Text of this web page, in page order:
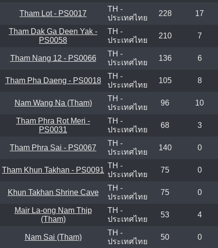
Tham Lot - PS0017
TH -
ประเทศไทย
228 17
Tham Dak Ga Deen Yak -
PS0058
TH -
ประเทศไทย
210 7
Tham Nang 12 - PS0066
TH -
ประเทศไทย
136 6
Tham Pha Daeng - PS0018
TH -
ประเทศไทย
105 8
Nam Wang Na (Tham)
TH -
ประเทศไทย
96 10
Tham Phra Rot Meri -
PS0031
TH -
ประเทศไทย
68 3
Tham Phra Sai - PS0067
TH -
ประเทศไทย
140 0
Tham Khun Takhan - PS0091
TH -
ประเทศไทย
75 0
Khun Takhan Shrine Cave
TH -
ประเทศไทย
75 0
Mair La-ong Nam Thip
(Tham)
TH -
ประเทศไทย
53 4
Nam Sai (Tham)
TH -
ประเทศไทย
50 0